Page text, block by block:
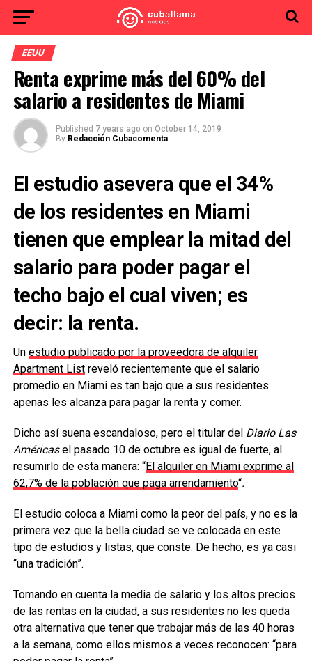
EEUU
Renta exprime más del 60% del
salario a residentes de Miami
Published 7 years ago on October 14, 2019
By Redacción Cubacomenta
El estudio asevera que el 34%
de los residentes en Miami
tienen que emplear la mitad del
salario para poder pagar el
techo bajo el cual viven; es
decir: la renta.
Un estudio publicado por la proveedora de alquiler
Apartment Listreveló recientemente que el salario
promedio en Miami es tan bajo que a sus residentes
apenas les alcanza para pagar la renta y comer.
Dicho así suena escandaloso, pero el titular del Diario Las
Américasel pasado 10 de octubre es igual de fuerte, al
resumirlo de esta manera: “El alquiler en Miami exprime al
62,7% de la población que paga arrendamiento“.
El estudio coloca a Miami como la peor del país, y no es la
primera vez que la bella ciudad se ve colocada en este
tipo de estudios y listas, que conste. De hecho, es ya casi
“una tradición”.
Tomando en cuenta la media de salario y los altos precios
de las rentas en la ciudad, a sus residentes no les queda
otra alternativa que tener que trabajar más de las 40 horas
a la semana, como ellos mismos a veces reconocen: “para